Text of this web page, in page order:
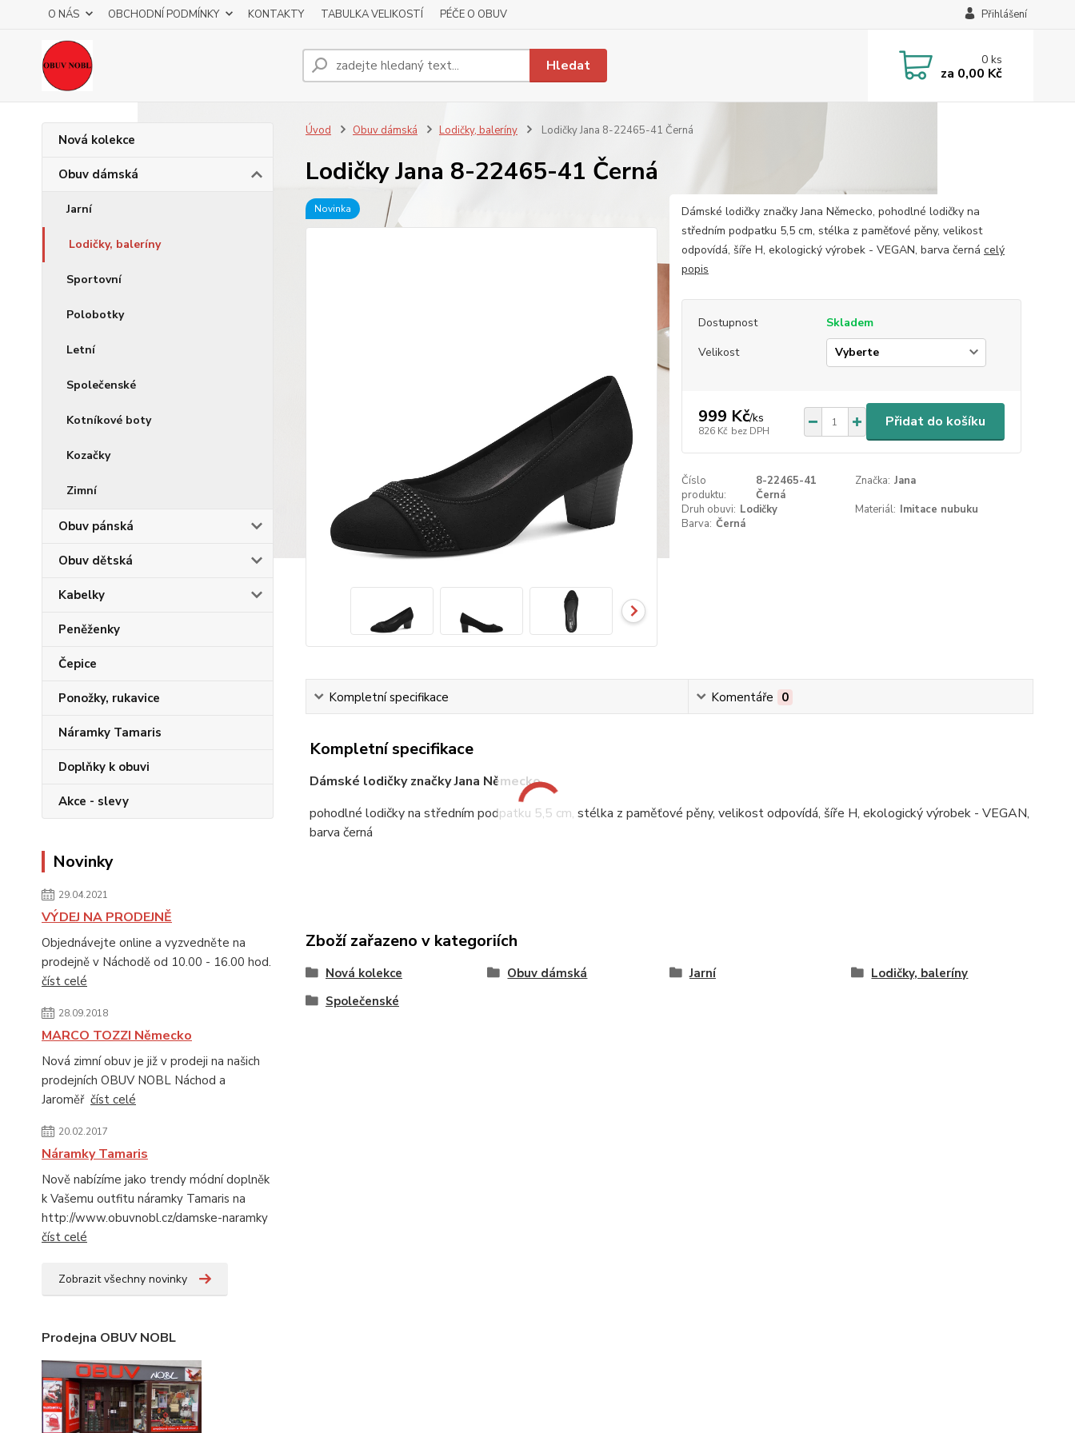
O NÁS OBCHODNÍ PODMÍNKY KONTAKTY TABULKA VELIKOSTÍ PÉČE O OBUV Přihlášení
Hledat 0ks
za 0,00 Kč
Nová kolekce
Obuv dámská
Jarní
Lodičky, baleríny
Sportovní
Polobotky
Letní
Společenské
Kotníkové boty
Kozačky
Zimní
Obuv pánská
Obuv dětská
Kabelky
Peněženky
Čepice
Ponožky, rukavice
Náramky Tamaris
Doplňky k obuvi
Akce - slevy
Novinky
29.04.2021
VÝDEJ NA PRODEJNĚ
Objednávejte online a vyzvedněte na
prodejně v Náchodě od 10.00 - 16.00 hod.
číst celé
28.09.2018
MARCO TOZZI Německo
Nová zimní obuv je již v prodeji na našich
prodejních OBUV NOBL Náchod a
Jaroměř číst celé
20.02.2017
Náramky Tamaris
Nově nabízíme jako trendy módní doplněk
k Vašemu outfitu náramky Tamaris na
http://www.obuvnobl.cz/damske-naramky
číst celé
Zobrazit všechny novinky
Prodejna OBUV NOBL
Úvod Obuv dámská Lodičky, baleríny Lodičky Jana 8-22465-41 Černá
Lodičky Jana 8-22465-41 Černá
Novinka
Dámské lodičky značky Jana Německo, pohodlné lodičky na
středním podpatku 5,5 cm, stélka z paměťové pěny, velikost
odpovídá, šíře H, ekologický výrobek - VEGAN, barva černá celý
popis
Dostupnost
Skladem
Velikost
999 Kč/ks
826 Kč bez DPH
Přidat do košíku
Číslo
produktu:
8-22465-41
Černá
Značka: Jana
Druh obuvi: Lodičky Materiál: Imitace nubuku
Barva: Černá
Kompletní specifikace Komentáře 0
Kompletní specifikace
Dámské lodičky značky Jana Německo,
pohodlné lodičky na středním podpatku 5,5 cm, stélka z paměťové pěny, velikost odpovídá, šíře H, ekologický výrobek - VEGAN,
barva černá
Zboží zařazeno v kategoriích
Nová kolekce Obuv dámská Jarní
Lodičky, baleríny
Společenské